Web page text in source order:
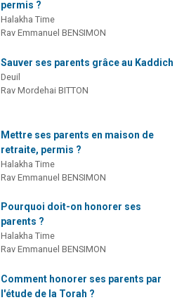
permis ?
Halakha Time
Rav Emmanuel BENSIMON
Sauver ses parents grâce au Kaddich
Deuil
Rav Mordehai BITTON
Mettre ses parents en maison de
retraite, permis ?
Halakha Time
Rav Emmanuel BENSIMON
Pourquoi doit-on honorer ses
parents ?
Halakha Time
Rav Emmanuel BENSIMON
Comment honorer ses parents par
l'étude de la Torah ?